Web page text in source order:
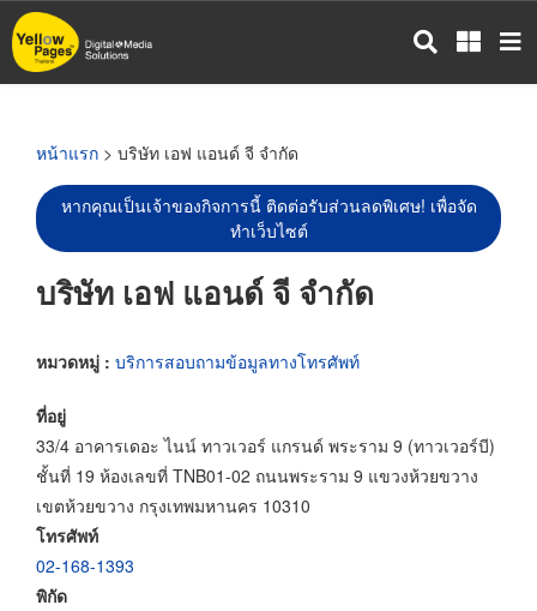
ข้าม
ไป
หน้าแรก > บริษัท เอฟ แอนด์ จี จำกัด
หากคุณเป็นเจ้าของกิจการนี้ ติดต่อรับส่วนลดพิเศษ! เพื่อจัด
ทำเว็บไซต์
บริษัท เอฟ แอนด์ จี จำกัด
หมวดหมู่ : บริการสอบถามข้อมูลทางโทรศัพท์
ที่อยู่
33/4 อาคารเดอะ ไนน์ ทาวเวอร์ แกรนด์ พระราม 9 (ทาวเวอร์บี)
ชั้นที่ 19 ห้องเลขที่ TNB01-02 ถนนพระราม 9 แขวงห้วยขวาง
เขตห้วยขวาง กรุงเทพมหานคร 10310
โทรศัพท์
02-168-1393
พิกัด